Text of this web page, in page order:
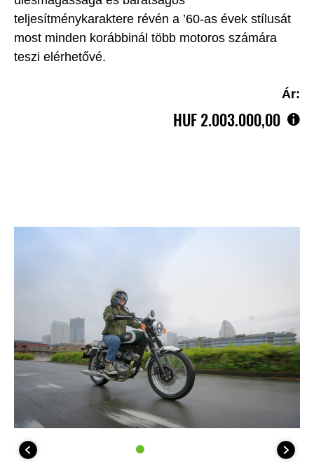
teljesítménykaraktere révén a ’60-as évek stílusát
most minden korábbinál több motoros számára
teszi elérhetővé.
Ár:
HUF‎ 2.003.000,00